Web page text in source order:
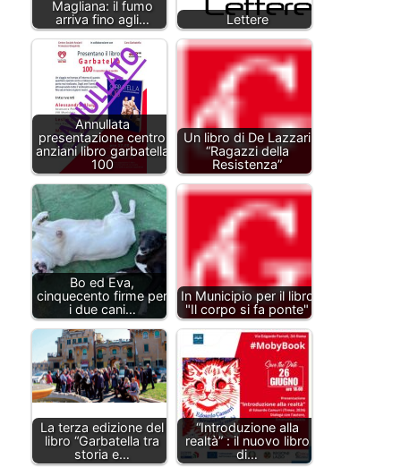
Magliana: il fumo
arriva fino agli…
Lettere
Annullata
presentazione centro
anziani libro garbatella
100
Un libro di De Lazzari
“Ragazzi della
Resistenza”
Bo ed Eva,
cinquecento firme per
i due cani…
In Municipio per il libro
"Il corpo si fa ponte"
La terza edizione del
libro “Garbatella tra
storia e…
“Introduzione alla
realtà” : il nuovo libro
di…